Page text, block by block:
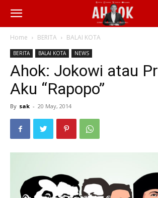
Home BERITA BALAI KOTA
BERITA BALAI KOTA NEWS
Ahok: Jokowi atau
Aku “Rapopo”
By sak - 20 May, 2014